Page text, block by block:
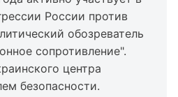
России против
обозреватель
сопротивление".
центра
безопасности.